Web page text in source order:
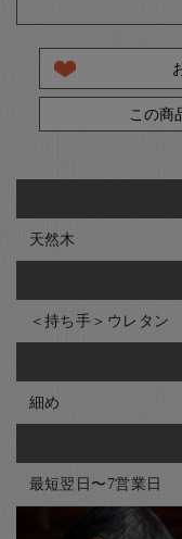
この商
天然木
＜持ち手＞ウレタ
細め
最短翌日〜7営業日